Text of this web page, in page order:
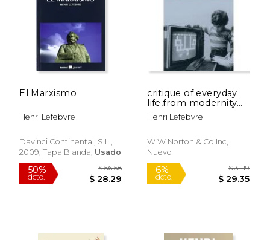
El Marxismo
Henri Lefebvre
Davinci Continental, S.L.,
2009, Tapa Blanda, Usado
critique of everyday
life,from modernity
to modernism
(towards a
daily life)
Henri Lefebvre
W W Norton & Co Inc,
Nuevo